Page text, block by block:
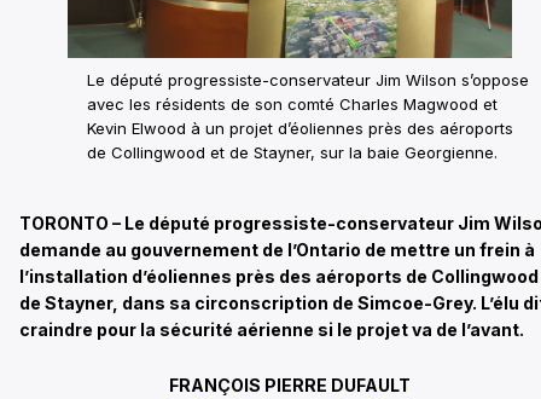
Le député progressiste-conservateur Jim Wilson s’oppose
avec les résidents de son comté Charles Magwood et
Kevin Elwood à un projet d’éoliennes près des aéroports
de Collingwood et de Stayner, sur la baie Georgienne.
TORONTO – Le député progressiste-conservateur Jim
demande au gouvernement de l’Ontario de mettre un frein à
l’installation d’éoliennes près des aéroports de
de Stayner, dans sa circonscription de Simcoe-Grey. L’élu
craindre pour la sécurité aérienne si le projet va de l’avant.
FRANÇOIS PIERRE DUFAULT